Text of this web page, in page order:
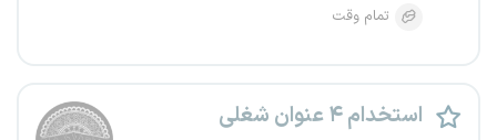
تمام وقت
استخدام ۴ عنوان شغلی